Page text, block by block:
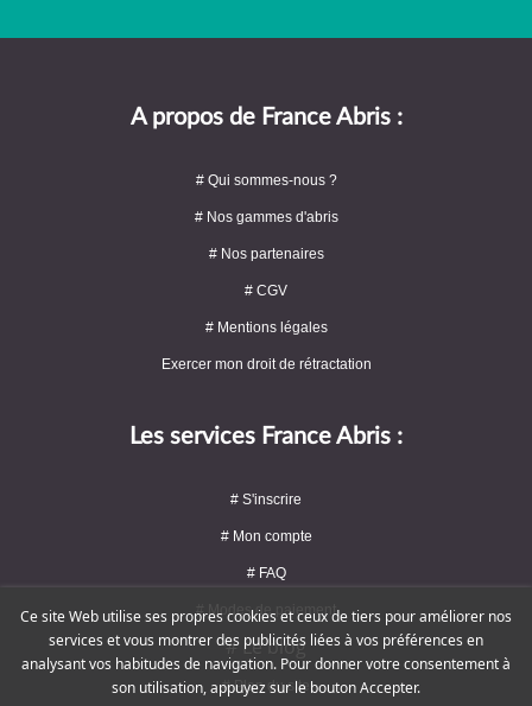
A propos de France Abris :
# Qui sommes-nous ?
# Nos gammes d'abris
# Nos partenaires
# CGV
# Mentions légales
Exercer mon droit de rétractation
Les services France Abris :
# S'inscrire
# Mon compte
# FAQ
# Modes de paiement
# Le blog
# Plan du site
Ce site Web utilise ses propres cookies et ceux de tiers pour améliorer nos
services et vous montrer des publicités liées à vos préférences en
analysant vos habitudes de navigation. Pour donner votre consentement à
son utilisation, appuyez sur le bouton Accepter.